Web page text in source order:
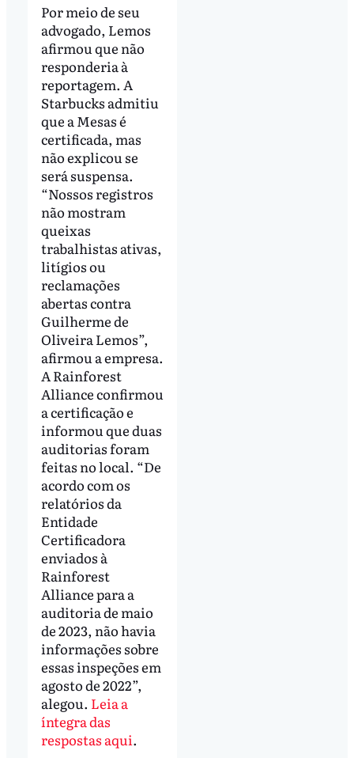
Por meio de seu
advogado, Lemos
afirmou que não
responderia à
reportagem. A
Starbucks admitiu
que a Mesas é
certificada, mas
não explicou se
será suspensa.
“Nossos registros
não mostram
queixas
trabalhistas ativas,
litígios ou
reclamações
abertas contra
Guilherme de
Oliveira Lemos”,
afirmou a empresa.
A Rainforest
Alliance confirmou
a certificação e
informou que duas
auditorias foram
feitas no local. “De
acordo com os
relatórios da
Entidade
Certificadora
enviados à
Rainforest
Alliance para a
auditoria de maio
de 2023, não havia
informações sobre
essas inspeções em
agosto de 2022”,
alegou. Leia a
íntegra das
respostas aqui.